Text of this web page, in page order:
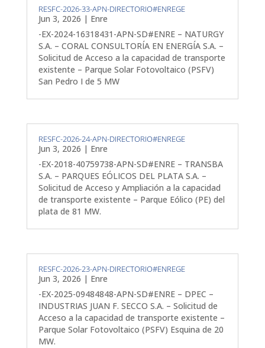
RESFC-2026-33-APN-DIRECTORIO#ENREGE
Jun 3, 2026 | Enre
-EX-2024-16318431-APN-SD#ENRE – NATURGY
S.A. – CORAL CONSULTORÍA EN ENERGÍA S.A. –
Solicitud de Acceso a la capacidad de transporte
existente – Parque Solar Fotovoltaico (PSFV)
San Pedro I de 5 MW
RESFC-2026-24-APN-DIRECTORIO#ENREGE
Jun 3, 2026 | Enre
-EX-2018-40759738-APN-SD#ENRE – TRANSBA
S.A. – PARQUES EÓLICOS DEL PLATA S.A. –
Solicitud de Acceso y Ampliación a la capacidad
de transporte existente – Parque Eólico (PE) del
plata de 81 MW.
RESFC-2026-23-APN-DIRECTORIO#ENREGE
Jun 3, 2026 | Enre
-EX-2025-09484848-APN-SD#ENRE – DPEC –
INDUSTRIAS JUAN F. SECCO S.A. – Solicitud de
Acceso a la capacidad de transporte existente –
Parque Solar Fotovoltaico (PSFV) Esquina de 20
MW.